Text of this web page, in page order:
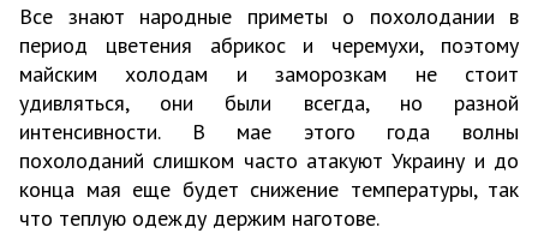
Все знают народные приметы о похолодании в
период цветения абрикос и черемухи, поэтому
майским холодам и заморозкам не стоит
удивляться, они были всегда, но разной
интенсивности. В мае этого года волны
похолоданий слишком часто атакуют Украину и до
конца мая еще будет снижение температуры, так
что теплую одежду держим наготове.